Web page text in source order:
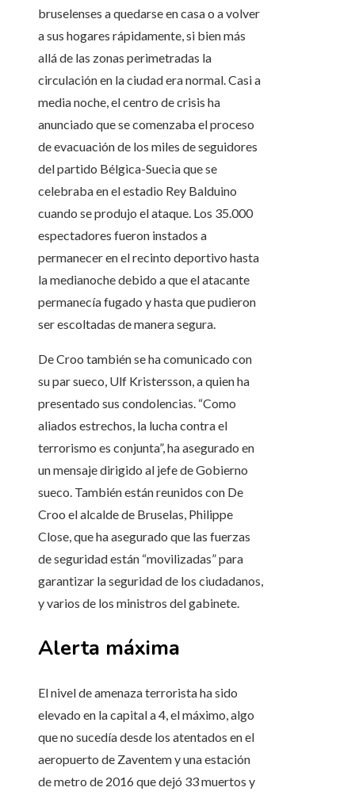
bruselenses a quedarse en casa o a volver
a sus hogares rápidamente, si bien más
allá de las zonas perimetradas la
circulación en la ciudad era normal. Casi a
media noche, el centro de crisis ha
anunciado que se comenzaba el proceso
de evacuación de los miles de seguidores
del partido Bélgica-Suecia que se
celebraba en el estadio Rey Balduino
cuando se produjo el ataque. Los 35.000
espectadores fueron instados a
permanecer en el recinto deportivo hasta
la medianoche debido a que el atacante
permanecía fugado y hasta que pudieron
ser escoltadas de manera segura.
De Croo también se ha comunicado con
su par sueco, Ulf Kristersson, a quien ha
presentado sus condolencias. “Como
aliados estrechos, la lucha contra el
terrorismo es conjunta”, ha asegurado en
un mensaje dirigido al jefe de Gobierno
sueco. También están reunidos con De
Croo el alcalde de Bruselas, Philippe
Close, que ha asegurado que las fuerzas
de seguridad están “movilizadas” para
garantizar la seguridad de los ciudadanos,
y varios de los ministros del gabinete.
Alerta máxima
El nivel de amenaza terrorista ha sido
elevado en la capital a 4, el máximo, algo
que no sucedía desde los atentados en el
aeropuerto de Zaventem y una estación
de metro de 2016 que dejó 33 muertos y